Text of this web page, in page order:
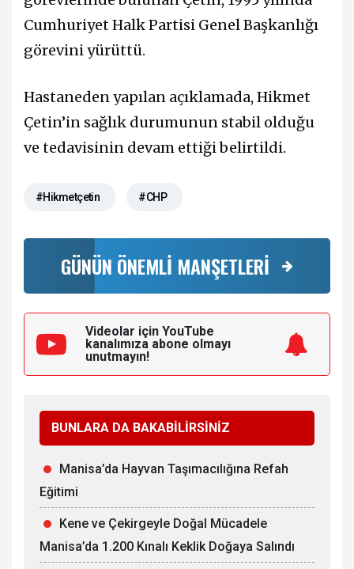
Cumhuriyet Halk Partisi Genel Başkanlığı
görevini yürüttü.
Hastaneden yapılan açıklamada, Hikmet
Çetin’in sağlık durumunun stabil olduğu
ve tedavisinin devam ettiği belirtildi.
#Hikmetçetin #CHP
GÜNÜN ÖNEMLİ MANŞETLERİ
Videolar için YouTube
kanalımıza abone olmayı
unutmayın!
BUNLARA DA BAKABİLİRSİNİZ
Manisa’da Hayvan Taşımacılığına Refah
Eğitimi
Kene ve Çekirgeyle Doğal Mücadele
Manisa’da 1.200 Kınalı Keklik Doğaya Salındı